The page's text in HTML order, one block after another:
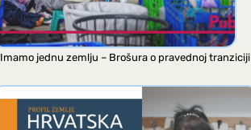
Imamo jednu zemlju – Brošura o pravednoj tranziciji